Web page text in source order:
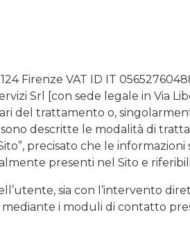
Firenze VAT ID IT
Srl [con sede legale in Via
del trattamento o,
descritte le modalità di
precisato che le
presenti nel Sito e riferibili
sia con l’intervento
i moduli di contatto